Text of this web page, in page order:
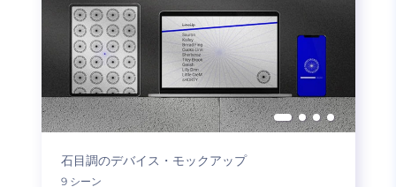
石目調のデバイス・モックアップ
9 シーン